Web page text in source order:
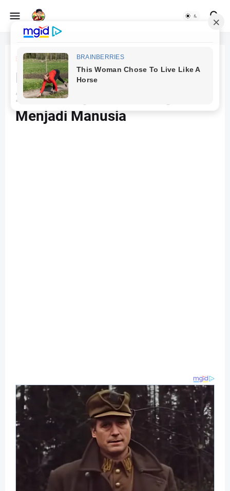
Beranda Esai
Pendidikan Karakter di Tahun
2025: Pelajaran Tentang
Menjadi Manusia